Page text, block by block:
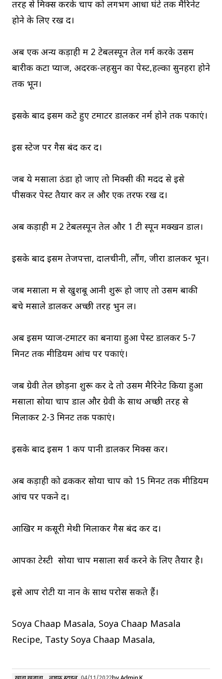
तरह से मिक्स करके चाप को लगभग आधा घंटे तक मैरिनेट
होने के लिए रख दें।
अब एक अन्य कड़ाही में 2 टेबलस्पून तेल गर्म करके उसमें
बारीक कटा प्याज, अदरक-लहसुन का पेस्ट,हल्का सुनहरा होने
तक भूनें।
इसके बाद इसमें कटे हुए टमाटर डालकर नर्म होने तक पकाएं।
इस स्टेज पर गैस बंद कर दें।
जब ये मसाला ठंडा हो जाए तो मिक्सी की मदद से इसे
पीसकर पेस्ट तैयार कर लें और एक तरफ रख दें।
अब कड़ाही में 2 टेबलस्पून तेल और 1 टी स्पून मक्खन डालें।
इसके बाद इसमें तेजपत्ता, दालचीनी, लौंग, जीरा डालकर भूनें।
जब मसालों में से खुशबू आनी शुरू हो जाए तो उसमें बाकी
बचे मसाले डालकर अच्छी तरह भुन लें।
अब इसमें प्याज-टमाटर का बनाया हुआ पेस्ट डालकर 5-7
मिनट तक मीडियम आंच पर पकाएं।
जब ग्रेवी तेल छोड़ना शुरू कर दे तो उसमें मैरिनेट किया हुआ
मसाला सोया चाप डालें और ग्रेवी के साथ अच्छी तरह से
मिलाकर 2-3 मिनट तक पकाएं।
इसके बाद इसमें 1 कप पानी डालकर मिक्स करें।
अब कड़ाही को ढककर सोया चाप को 15 मिनट तक मीडियम
आंच पर पकने दें।
आखिर में कसूरी मेथी मिलाकर गैस बंद कर दें।
आपका टेस्टी सोया चाप मसाला सर्व करने के लिए तैयार है।
इसे आप रोटी या नान के साथ परोस सकते हैं।
Soya Chaap Masala, Soya Chaap Masala
Recipe, Tasty Soya Chaap Masala,